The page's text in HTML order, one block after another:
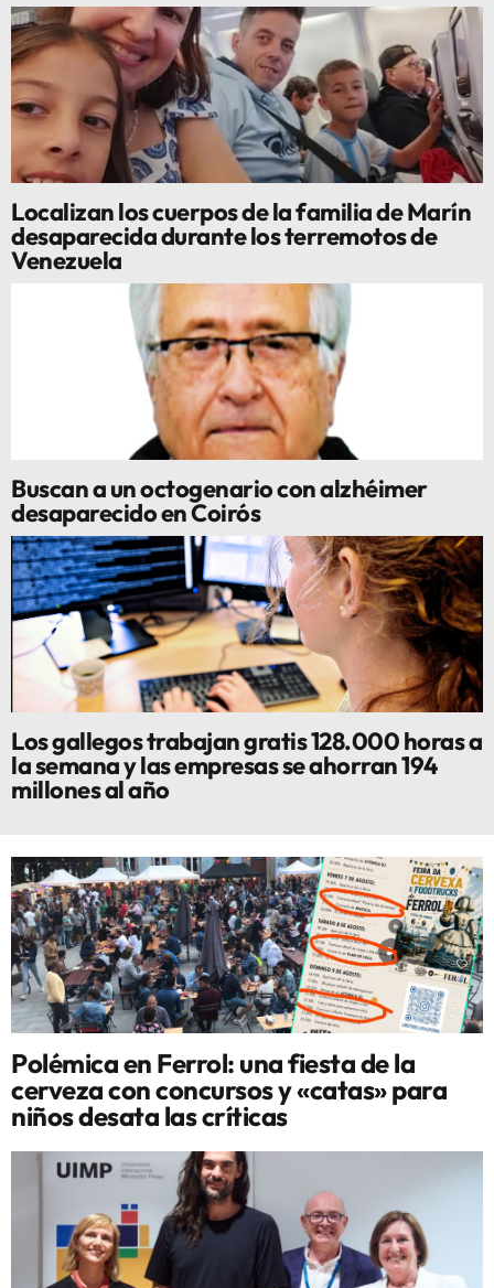
Localizan los cuerpos de la familia de Marín
desaparecida durante los terremotos de
Venezuela
Buscan a un octogenario con alzhéimer
desaparecido en Coirós
Los gallegos trabajan gratis 128.000 horas a
la semana y las empresas se ahorran 194
millones al año
Polémica en Ferrol: una fiesta de la
cerveza con concursos y «catas» para
niños desata las críticas